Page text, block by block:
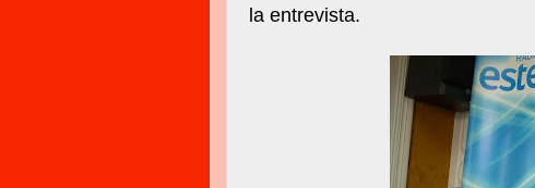
la entrevista.